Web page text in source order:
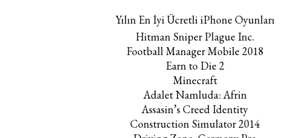
Yılın En İyi Ücretli iPhone Oyunları
Hitman Sniper Plague Inc.
Football Manager Mobile 2018
Earn to Die 2
Minecraft
Adalet Namluda: Afrin
Assasin’s Creed Identity
Construction Simulator 2014